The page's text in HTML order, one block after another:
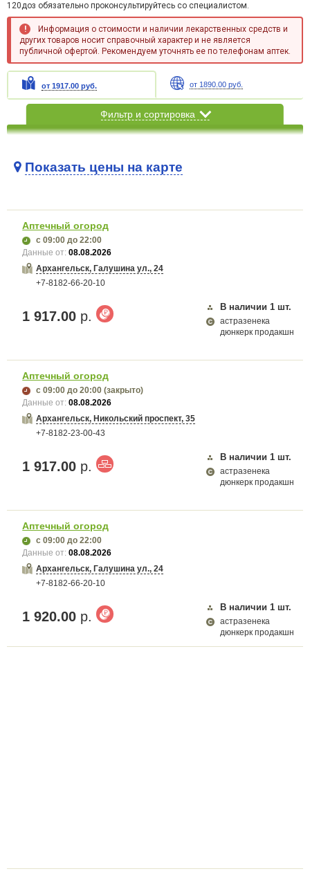
120доз обязательно проконсультируйтесь со специалистом.
Информация о стоимости и наличии лекарственных средств и
других товаров носит справочный характер и не является
публичной офертой. Рекомендуем уточнять ее по телефонам аптек.
от 1917.00 руб. от 1890.00 руб.
Фильтр и сортировка
Карта загружается...
Показать цены на карте
Аптечный огород
с 09:00 до 22:00
Данные от:08.08.2026
Архангельск, Галушина ул., 24
+7-8182-66-20-10
1 917.00 р.
В наличии 1 шт.
астразенека
дюнкерк продакшн
Аптечный огород
с 09:00 до 20:00 (закрыто)
Данные от:08.08.2026
Архангельск, Никольский проспект, 35
+7-8182-23-00-43
1 917.00 р.
В наличии 1 шт.
астразенека
дюнкерк продакшн
Аптечный огород
с 09:00 до 22:00
Данные от:08.08.2026
Архангельск, Галушина ул., 24
+7-8182-66-20-10
1 920.00 р.
В наличии 1 шт.
астразенека
дюнкерк продакшн